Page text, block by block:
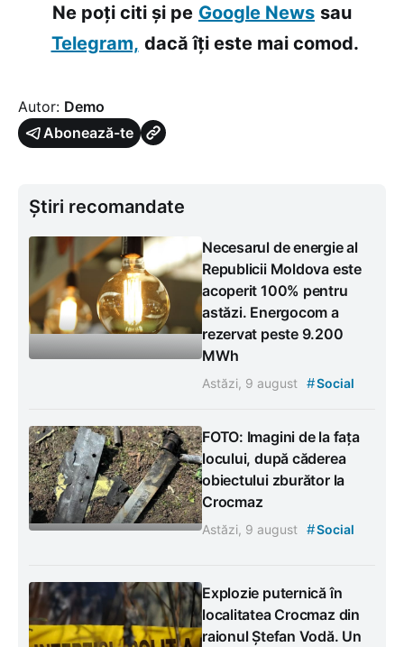
Ne poți citi și pe Google News sau
Telegram, dacă îți este mai comod.
Autor: Demo
Abonează-te
Știri recomandate
Necesarul de energie al
Republicii Moldova este
acoperit 100% pentru
astăzi. Energocom a
rezervat peste 9.200
MWh
Astăzi, 9 august #Social
FOTO: Imagini de la fața
locului, după căderea
obiectului zburător la
Crocmaz
Astăzi, 9 august #Social
Explozie puternică în
localitatea Crocmaz din
raionul Ștefan Vodă. Un